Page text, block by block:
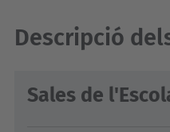
Descripció
Sales de